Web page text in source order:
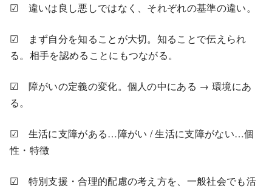
☑ 違いは良し悪しではなく、それぞれの基準の違い。
☑ まず自分を知ることが大切。知ることで伝えられ
る。相手を認めることにもつながる。
☑ 障がいの定義の変化。個人の中にある → 環境にあ
る。
☑ 生活に支障がある…障がい / 生活に支障がない…個
性・特徴
☑ 特別支援・合理的配慮の考え方を、一般社会でも活